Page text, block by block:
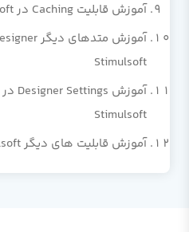
آموزش قابلیت Caching در Flash Designer Stimulsoft
Stimulsoft
Stimulsoft
آموزش قابلیت های دیگر Flash Designer Stimulsoft